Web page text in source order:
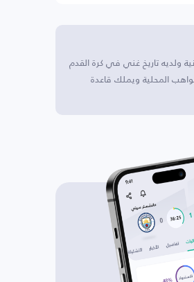
ولديه تاريخ غني في كرة القدم
المحلية ويملك قاعدة